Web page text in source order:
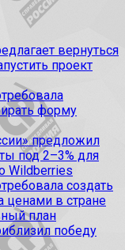
вернуться
проект
форму
предложил
под 2–3% для
Wildberries
создать
ценами в стране
план
победу